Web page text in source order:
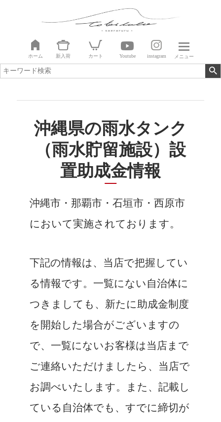
ホーム 新入荷 カート Youtube instagram メニュー
沖縄県の雨水タンク
（雨水貯留施設）設
置助成金情報
沖縄市・那覇市・石垣市・西原市
において実施されております。
下記の情報は、当店で把握してい
る情報です。一覧にない自治体に
つきましても、新たに助成金制度
を開始した場合がございますの
で、一覧にないお客様は当店まで
ご連絡いただけましたら、当店で
お調べいたします。また、記載し
ている自治体でも、すでに締切が